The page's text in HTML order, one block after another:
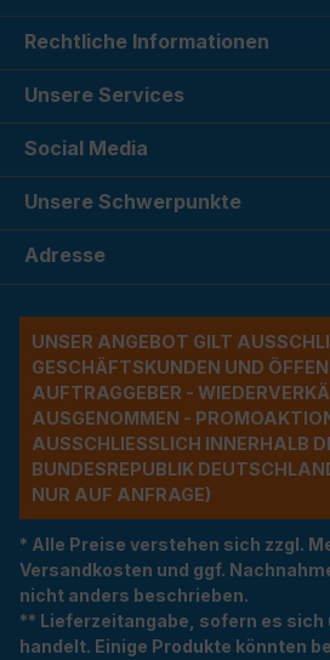
Rechtliche Informationen
Unsere Services
Social Media
Unsere Schwerpunkte
Adresse
UNSER ANGEBOT GILT
ESCHÄFTSKUNDEN UND
UFTRAGGEBER -
USGENOMMEN -
USSCHLIESSLICH INNERHALB DER
NDESREPUBLIK DEUTSCHLAND
R AUF ANFRAGE)
* Alle Preise verstehen sich zzgl.
Versandkosten und ggf.
nicht anders beschrieben.
** Lieferzeitangabe, sofern es sich
handelt. Einige Produkte könnten